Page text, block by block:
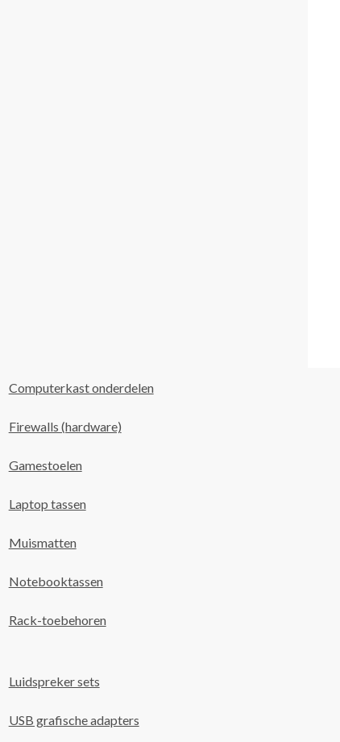
Computerkast onderdelen
Firewalls (hardware)
Gamestoelen
Laptop tassen
Muismatten
Notebooktassen
Rack-toebehoren
Luidspreker sets
USB grafische adapters